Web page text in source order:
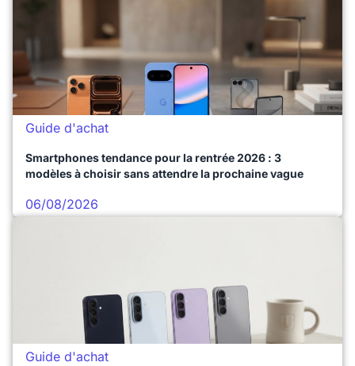
Guide d'achat
Smartphones tendance pour la rentrée 2026 : 3
modèles à choisir sans attendre la prochaine vague
06/08/2026
Guide d'achat